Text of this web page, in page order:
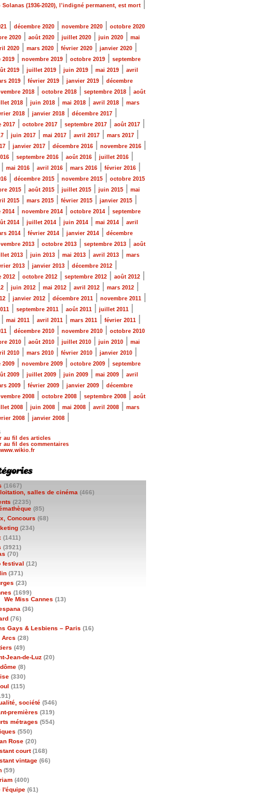
Solanas (1936-2020), l’indigné permanent, est mort
décembre 2020 novembre 2020 octobre 2020
2020 août 2020 juillet 2020 juin 2020
mai
2020 mars 2020 février 2020 janvier 2020
2019 novembre 2019 octobre 2019
septembre
2019 juillet 2019 juin 2019 mai 2019
avril
2019 février 2019 janvier 2019
décembre
2018 octobre 2018 septembre 2018
août
2018 juin 2018 mai 2018 avril 2018
mars
2018 janvier 2018 décembre 2017
2017 octobre 2017 septembre 2017 août 2017
juin 2017 mai 2017 avril 2017 mars 2017
janvier 2017 décembre 2016 novembre 2016
septembre 2016 août 2016 juillet 2016
mai 2016 avril 2016 mars 2016 février 2016
décembre 2015 novembre 2015 octobre 2015
2015 août 2015 juillet 2015 juin 2015
mai
2015 mars 2015 février 2015 janvier 2015
2014 novembre 2014 octobre 2014
septembre
2014 juillet 2014 juin 2014 mai 2014
avril
2014 février 2014 janvier 2014
décembre
2013 octobre 2013 septembre 2013
août
2013 juin 2013 mai 2013 avril 2013
mars
2013 janvier 2013 décembre 2012
2012 octobre 2012 septembre 2012 août 2012
juin 2012 mai 2012 avril 2012 mars 2012
janvier 2012 décembre 2011 novembre 2011
septembre 2011 août 2011 juillet 2011
mai 2011 avril 2011 mars 2011 février 2011
décembre 2010 novembre 2010 octobre 2010
2010 août 2010 juillet 2010 juin 2010
mai
2010 mars 2010 février 2010 janvier 2010
2009 novembre 2009 octobre 2009
septembre
2009 juillet 2009 juin 2009 mai 2009
avril
2009 février 2009 janvier 2009
décembre
2008 octobre 2008 septembre 2008
août
2008 juin 2008 mai 2008 avril 2008
mars
2008 janvier 2008
au fil des articles
au fil des commentaires
(1667)
salles de cinéma (466)
(2235)
(85)
Concours (68)
(234)
(1411)
(3921)
(70)
festival (12)
(371)
(23)
(1699)
We Miss Cannes (13)
(36)
(76)
Gays & Lesbiens – Paris (16)
Arcs (28)
(49)
Jean-de-Luz (20)
(8)
(330)
(115)
société (546)
premières (319)
métrages (554)
(550)
Rose (20)
court(168)
vintage (66)
(59)
(400)
l'équipe (61)